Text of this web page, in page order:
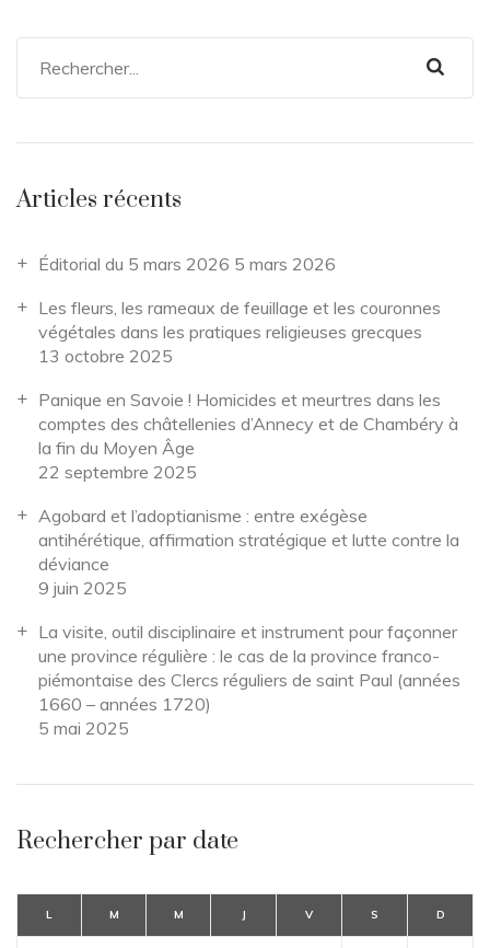
Articles récents
Éditorial du 5 mars 2026 5 mars 2026
Les fleurs, les rameaux de feuillage et les couronnes
végétales dans les pratiques religieuses grecques
13 octobre 2025
Panique en Savoie ! Homicides et meurtres dans les
comptes des châtellenies d’Annecy et de Chambéry à
la fin du Moyen Âge
22 septembre 2025
Agobard et l’adoptianisme : entre exégèse
antihérétique, affirmation stratégique et lutte contre la
déviance
9 juin 2025
La visite, outil disciplinaire et instrument pour façonner
une province régulière : le cas de la province franco-
piémontaise des Clercs réguliers de saint Paul (années
1660 – années 1720)
5 mai 2025
Rechercher par date
L M M J V S D